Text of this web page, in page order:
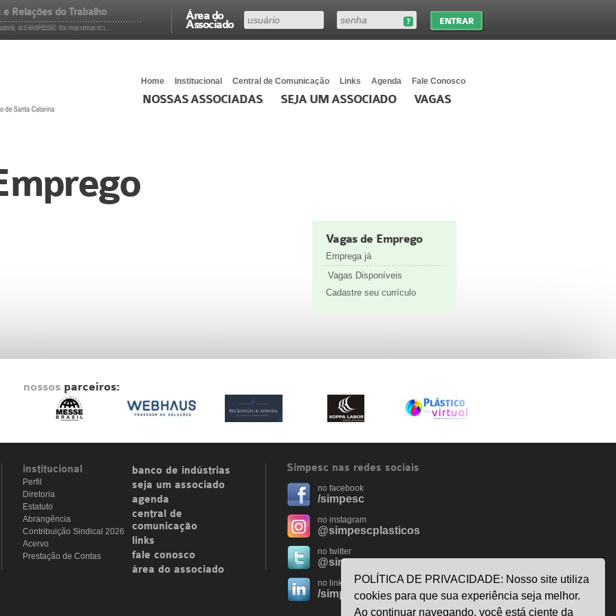
Área do
Associado
o SIMPESC forma uma co...
Relações do Trabalho
da entidade os represent...
Home Institucional Central de Comunicação Links Agenda Fale Conosco
NOSSAS ASSOCIADAS SEJA UM ASSOCIADO VAGAS
Vagas de Emprego
Emprega já
Vagas Disponíveis
Cadastre seu currículo
nossos parceiros:
institucional
Perfil
Diretoria
Estatuto
Abrangência
Contribuição Sindical 2026
Acervo
Prestação de Contas
banco de indústrias
seja um associado
agenda
central de
comunicação
links
fale conosco
área do associado
Simpesc nas redes sociais
no facebook
/simpesc
no instagram
@simpescplasticos
no twitter
@simpesc
no linkedin
/simpesc
POLÍTICA DE PRIVACIDADE: Nosso site utiliza
cookies para que sua experiência seja melhor.
Ao continuar navegando, você está ciente da